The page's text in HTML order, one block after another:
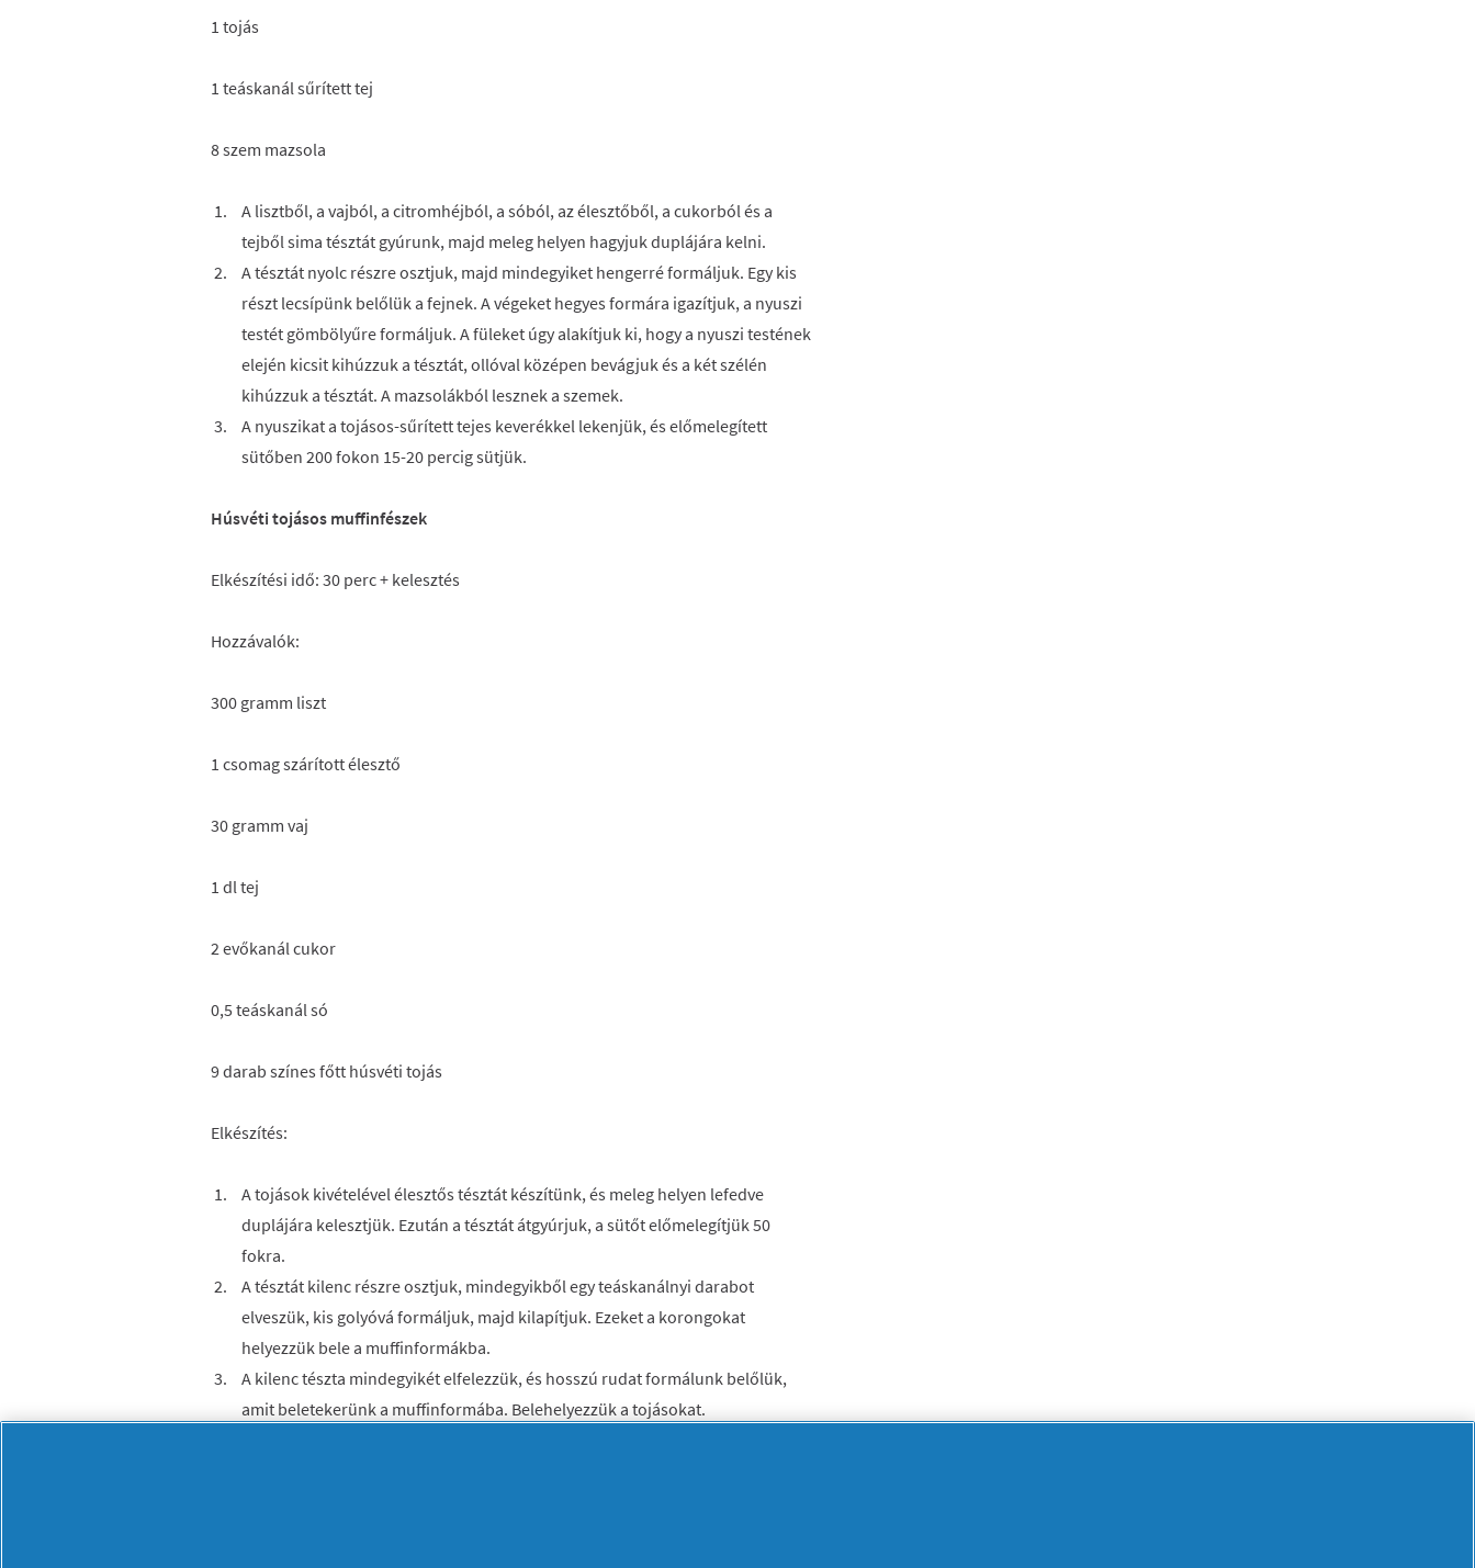
1 tojás
1 teáskanál sűrített tej
8 szem mazsola
A lisztből, a vajból, a citromhéjból, a sóból, az élesztőből, a cukorból és a
tejből sima tésztát gyúrunk, majd meleg helyen hagyjuk duplájára kelni.
A tésztát nyolc részre osztjuk, majd mindegyiket hengerré formáljuk. Egy kis
részt lecsípünk belőlük a fejnek. A végeket hegyes formára igazítjuk, a nyuszi
testét gömbölyűre formáljuk. A füleket úgy alakítjuk ki, hogy a nyuszi testének
elején kicsit kihúzzuk a tésztát, ollóval középen bevágjuk és a két szélén
kihúzzuk a tésztát. A mazsolákból lesznek a szemek.
A nyuszikat a tojásos-sűrített tejes keverékkel lekenjük, és előmelegített
sütőben 200 fokon 15-20 percig sütjük.
Húsvéti tojásos muffinfészek
Elkészítési idő: 30 perc + kelesztés
Hozzávalók:
300 gramm liszt
1 csomag szárított élesztő
30 gramm vaj
1 dl tej
2 evőkanál cukor
0,5 teáskanál só
9 darab színes főtt húsvéti tojás
Elkészítés:
A tojások kivételével élesztős tésztát készítünk, és meleg helyen lefedve
duplájára kelesztjük. Ezután a tésztát átgyúrjuk, a sütőt előmelegítjük 50
fokra.
A tésztát kilenc részre osztjuk, mindegyikből egy teáskanálnyi darabot
elveszük, kis golyóvá formáljuk, majd kilapítjuk. Ezeket a korongokat
helyezzük bele a muffinformákba.
A kilenc tészta mindegyikét elfelezzük, és hosszú rudat formálunk belőlük,
amit beletekerünk a muffinformába. Belehelyezzük a tojásokat.